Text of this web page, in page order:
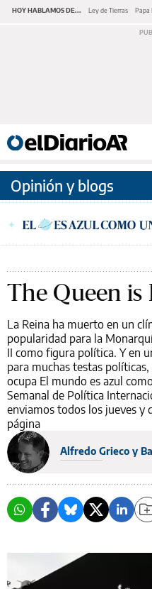
HOY HABLAMOS DE... Ley de Tierras Papa
Opinión y blogs
The Queen is
La Reina ha muerto en un
popularidad para la
II como figura política. Y en
para muchas testas
ocupa El mundo es azul
Semanal de Política
enviamos todos los jueves y
página
Alfredo Grieco y